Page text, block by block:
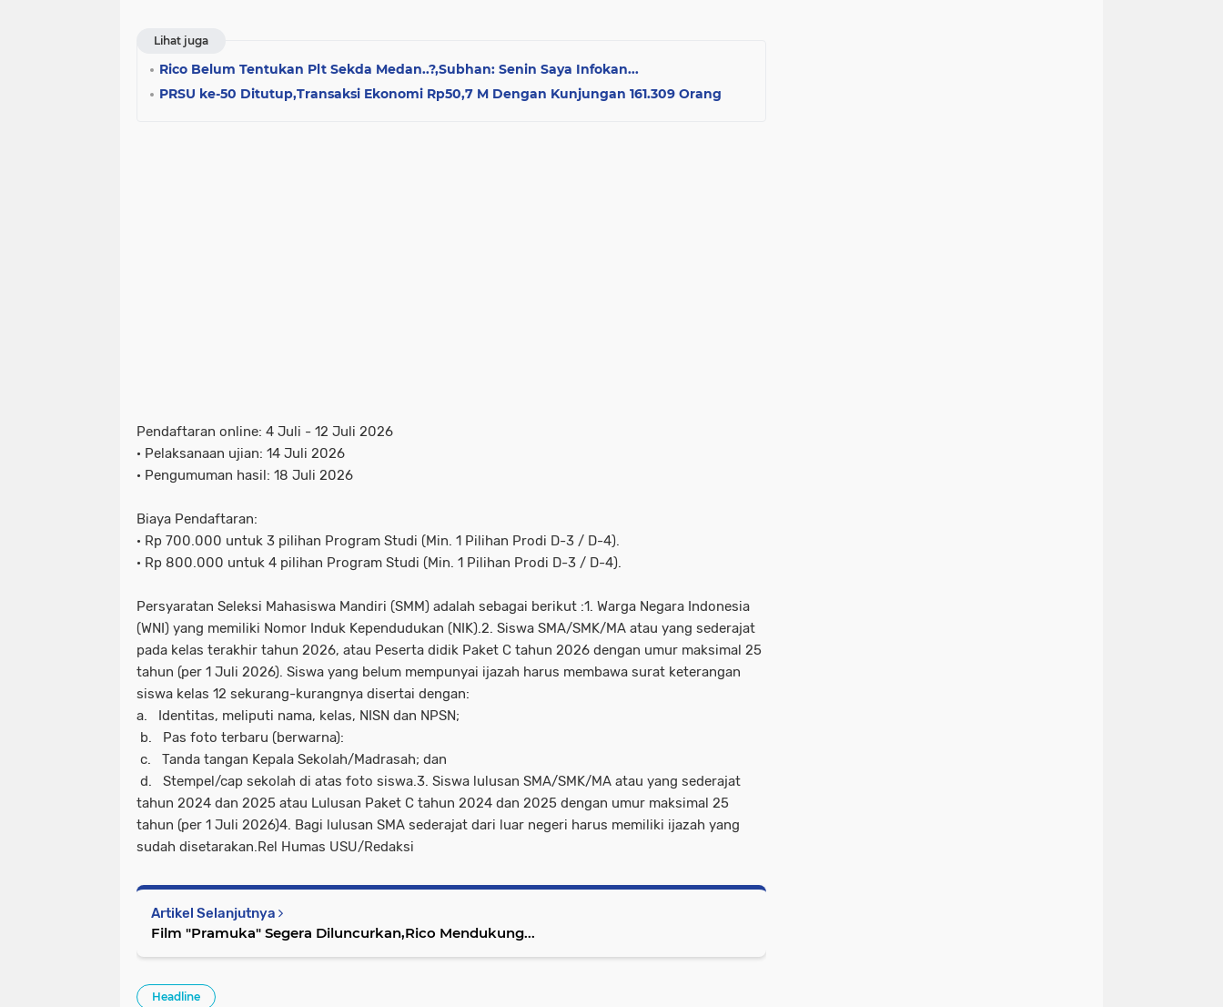
Lihat juga
Rico Belum Tentukan Plt Sekda Medan..?,Subhan: Senin Saya Infokan...
PRSU ke-50 Ditutup,Transaksi Ekonomi Rp50,7 M Dengan Kunjungan 161.309 Orang
Pendaftaran online: 4 Juli - 12 Juli 2026
· Pelaksanaan ujian: 14 Juli 2026
· Pengumuman hasil: 18 Juli 2026
Biaya Pendaftaran:
· Rp 700.000 untuk 3 pilihan Program Studi (Min. 1 Pilihan Prodi D-3 / D-4).
· Rp 800.000 untuk 4 pilihan Program Studi (Min. 1 Pilihan Prodi D-3 / D-4).
Persyaratan Seleksi Mahasiswa Mandiri (SMM) adalah sebagai berikut :1. Warga Negara Indonesia
(WNI) yang memiliki Nomor Induk Kependudukan (NIK).2. Siswa SMA/SMK/MA atau yang sederajat
pada kelas terakhir tahun 2026, atau Peserta didik Paket C tahun 2026 dengan umur maksimal 25
tahun (per 1 Juli 2026). Siswa yang belum mempunyai ijazah harus membawa surat keterangan
siswa kelas 12 sekurang-kurangnya disertai dengan:
a. Identitas, meliputi nama, kelas, NISN dan NPSN;
b. Pas foto terbaru (berwarna):
c. Tanda tangan Kepala Sekolah/Madrasah; dan
d. Stempel/cap sekolah di atas foto siswa.3. Siswa lulusan SMA/SMK/MA atau yang sederajat
tahun 2024 dan 2025 atau Lulusan Paket C tahun 2024 dan 2025 dengan umur maksimal 25
tahun (per 1 Juli 2026)4. Bagi lulusan SMA sederajat dari luar negeri harus memiliki ijazah yang
sudah disetarakan.Rel Humas USU/Redaksi
Artikel Selanjutnya
Film "Pramuka" Segera Diluncurkan,Rico Mendukung...
Headline